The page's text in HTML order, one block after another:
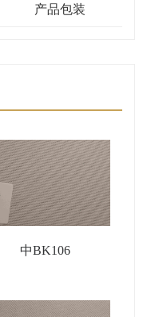
产品包装
中BK106